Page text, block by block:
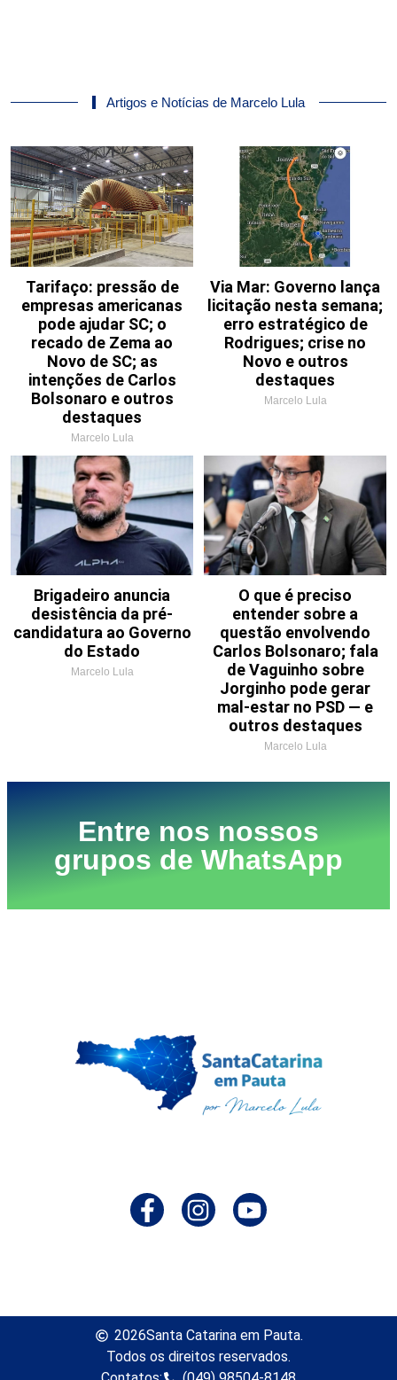
Artigos e Notícias de Marcelo Lula
Tarifaço: pressão de
empresas americanas
pode ajudar SC; o
recado de Zema ao
Novo de SC; as
intenções de Carlos
Bolsonaro e outros
destaques
Marcelo Lula
Via Mar: Governo lança
licitação nesta semana;
erro estratégico de
Rodrigues; crise no
Novo e outros
destaques
Marcelo Lula
Brigadeiro anuncia
desistência da pré-
candidatura ao Governo
do Estado
Marcelo Lula
O que é preciso
entender sobre a
questão envolvendo
Carlos Bolsonaro; fala
de Vaguinho sobre
Jorginho pode gerar
mal-estar no PSD — e
outros destaques
Marcelo Lula
Entre nos nossos
grupos de WhatsApp
2026Santa Catarina em Pauta.
Todos os direitos reservados.